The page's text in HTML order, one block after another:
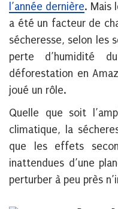
l’année dernière. Mais
a été un facteur de
sécheresse, selon les
perte d’humidité
déforestation en
joué un rôle.
Quelle que soit
climatique, la
que les effets
inattendues d’une
perturber à peu près